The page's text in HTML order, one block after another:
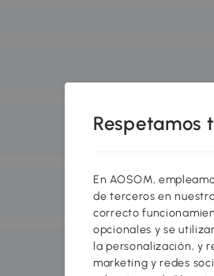
Respetamos
En AOSOM,
de terceros en
correcto
opcionales y se
la personalización, y
marketing y redes